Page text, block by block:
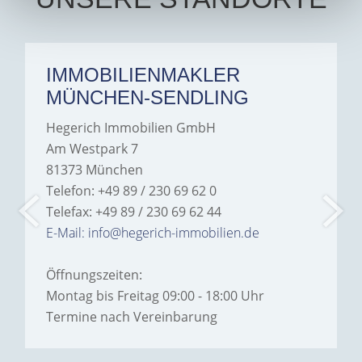
IMMOBILIENMAKLER
MÜNCHEN-SENDLING
Hegerich Immobilien GmbH
Am Westpark 7
81373 München
Telefon: +49 89 / 230 69 62 0
Telefax: +49 89 / 230 69 62 44
E-Mail: info@hegerich-immobilien.de
Öffnungszeiten:
Montag bis Freitag 09:00 - 18:00 Uhr
Termine nach Vereinbarung